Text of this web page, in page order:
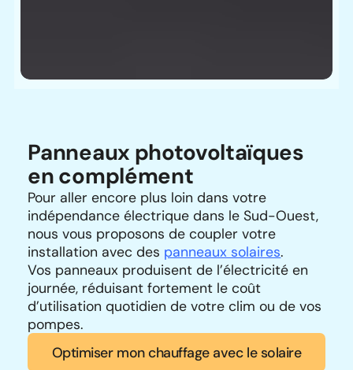
Panneaux photovoltaïques
en complément
Pour aller encore plus loin dans votre
indépendance électrique dans le Sud-Ouest,
nous vous proposons de coupler votre
installation avec des panneaux solaires.
Vos panneaux produisent de l’électricité en
journée, réduisant fortement le coût
d’utilisation quotidien de votre clim ou de vos
pompes.
Optimiser mon chauffage avec le solaire